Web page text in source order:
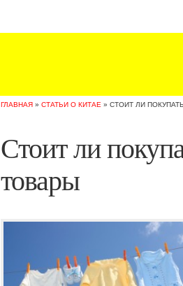
ГЛАВНАЯ » СТАТЬИ О КИТАЕ » СТОИТ ЛИ
Стоит ли
товары